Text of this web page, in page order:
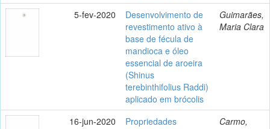
5-fev-2020
Desenvolvimento de
revestimento ativo à
base de fécula de
mandioca e óleo
essencial de aroeira
(Shinus
terebinthifolius Raddi)
aplicado em brócolis
Guimarães,
Maria Clara
16-jun-2020
Propriedades
Carmo,